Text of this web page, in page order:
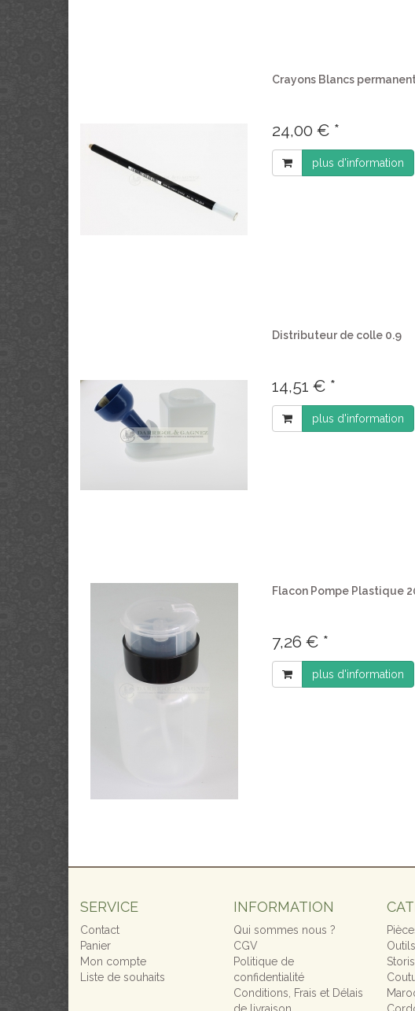
Crayons Blancs
24,00 € *
plus d'information
Distributeur de colle 0.9
14,51 € *
plus d'information
Flacon Pompe Plastique
7,26 € *
plus d'information
SERVICE
Contact
Panier
Mon compte
Liste de souhaits
INFORMATION
Qui sommes nous ?
CGV
Politique de
confidentialité
Conditions, Frais et Délais